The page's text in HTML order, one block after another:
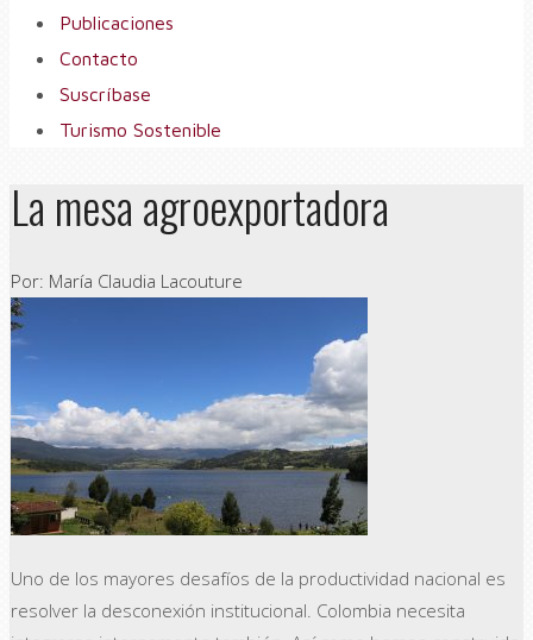
Publicaciones
Contacto
Suscríbase
Turismo Sostenible
La mesa agroexportadora
Por: María Claudia Lacouture
Uno de los mayores desafíos de la productividad nacional es
resolver la desconexión institucional. Colombia necesita